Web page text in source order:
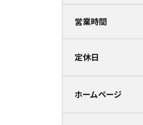
営業時間
定休日
ホームページ